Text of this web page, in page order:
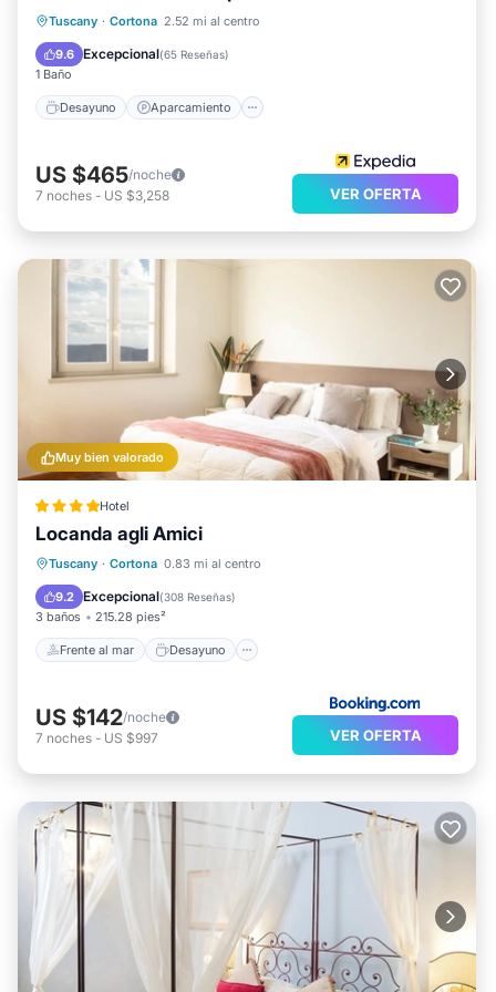
Tuscany · Cortona 2.52 mi al centro
9.6 Excepcional(65 Reseñas)
1 Baño
Desayuno Aparcamiento
Desayuno Aparcamiento
Spa
US $465/noche
7 noches - US $3,258 VER OFERTA
Muy bien valorado
Hotel
Locanda agli Amici
Tuscany · Cortona 0.83 mi al centro
9.2 Excepcional(308 Reseñas)
3 baños 215.28 pies²
Frente al mar Desayuno
Frente al mar
Estación de carga para vehículos eléctricos
Aparcamiento
US $142/noche
7 noches - US $997 VER OFERTA